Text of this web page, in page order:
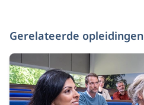
Gerelateerde opleidingen